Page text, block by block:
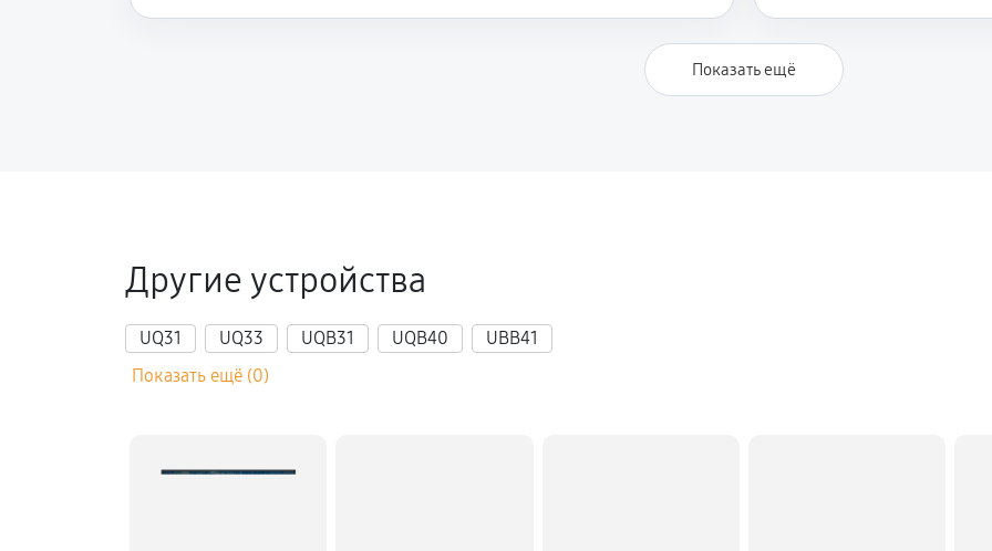
Показать ещё
Другие устройства
UQ31 UQ33 UQB31 UQB40
UBB41
Показать ещё (0)